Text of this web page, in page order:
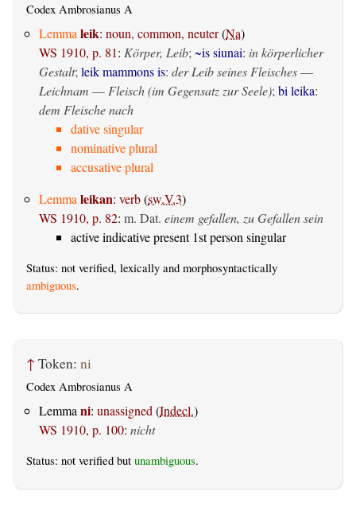
Codex Ambrosianus A
Lemma leik: noun, common, neuter(Na)
WS 1910, p. 81: Körper, Leib; ~is siunai: in körperlicher
Gestalt; leik mammons is: der Leib seines Fleisches—
Leichnam — Fleisch (im Gegensatz zur Seele); bi leika:
dem Fleische nach
dative singular
nominative plural
accusative plural
Lemma leikan: verb(sw.V.3)
WS 1910, p. 82: m. Dat. einem gefallen, zu Gefallen sein
active indicative present 1st person singular
Status: not verified, lexically and morphosyntactically
ambiguous.
↑ Token: ni
Codex Ambrosianus A
Lemmani: unassigned(Indecl.)
WS 1910, p. 100: nicht
Status: not verified but unambiguous.